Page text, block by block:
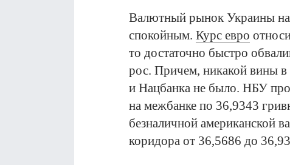
Валютный рынок Украины на
спокойным. Курс евро
то достаточно быстро
рос. Причем, никакой вины
и Нацбанка не было. НБУ
на межбанке по 36,9343
безналичной американской
коридора от 36,5686 до